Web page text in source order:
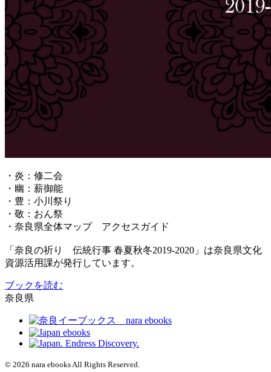
・炎：修二会
・幽：薪御能
・豊：小川祭り
・敬：おん祭
・奈良県全体マップ アクセスガイド
「奈良の祈り 伝統行事 春夏秋冬2019-2020」は奈良県文化
資源活用課が発行しています。
ブックを読む
奈良県
© 2026 nara ebooks All Rights Reserved.